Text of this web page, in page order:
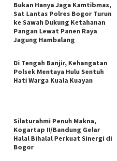
Bukan Hanya Jaga Kamtibmas,
Sat Lantas Polres Bogor Turun
ke Sawah Dukung Ketahanan
Pangan Lewat Panen Raya
Jagung Hambalang
Di Tengah Banjir, Kehangatan
Polsek Mentaya Hulu Sentuh
Hati Warga Kuala Kuayan
Silaturahmi Penuh Makna,
Kogartap II/Bandung Gelar
Halal Bihalal Perkuat Sinergi di
Bogor